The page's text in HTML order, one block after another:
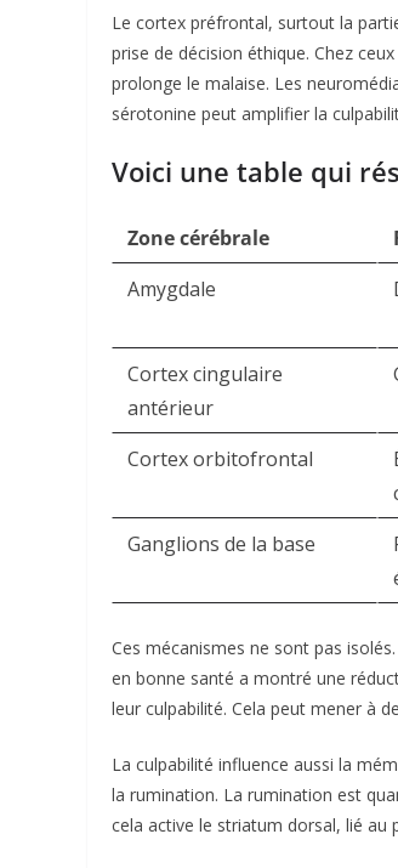
Le cortex préfrontal, surtout la
prise de décision éthique. Chez
prolonge le malaise. Les
sérotonine peut amplifier la
Voici une table qui
Zone cérébrale
Amygdale
Cortex cingulaire
antérieur
Cortex orbitofrontal
Ganglions de la base
Ces mécanismes ne sont pas
en bonne santé a montré une
leur culpabilité. Cela peut mener à
La culpabilité influence aussi la
la rumination. La rumination est
cela active le striatum dorsal, lié au